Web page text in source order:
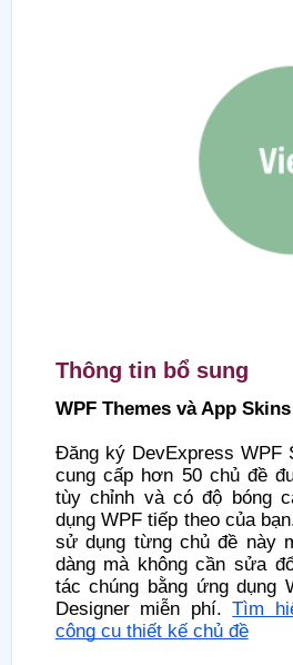
Thông tin bổ sung
WPF Themes và App Skins
Đăng ký DevExpress WPF
cung cấp hơn 50 chủ đề
tùy chỉnh và có độ bóng
dụng WPF tiếp theo của
sử dụng từng chủ đề này
dàng mà không cần sửa
tác chúng bằng ứng dụng
Designer miễn phí.Tìm
công cụ thiết kế chủ đề